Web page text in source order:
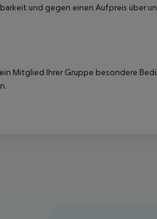
und gegen einen Aufpreis über
Mitglied Ihrer Gruppe besondere